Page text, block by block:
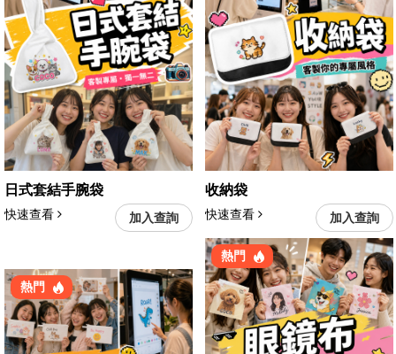
日式套結手腕袋
加入查詢
快速查看
收納袋
加入查詢
快速查看
熱門
熱門